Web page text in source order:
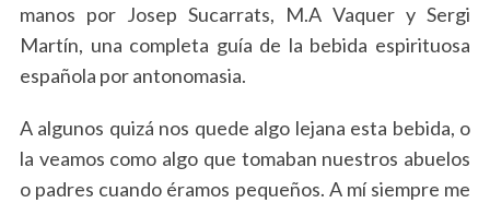
manos por Josep Sucarrats, M.A Vaquer y Sergi
Martín, una completa guía de la bebida espirituosa
española por antonomasia.
A algunos quizá nos quede algo lejana esta bebida, o
la veamos como algo que tomaban nuestros abuelos
o padres cuando éramos pequeños. A mí siempre me